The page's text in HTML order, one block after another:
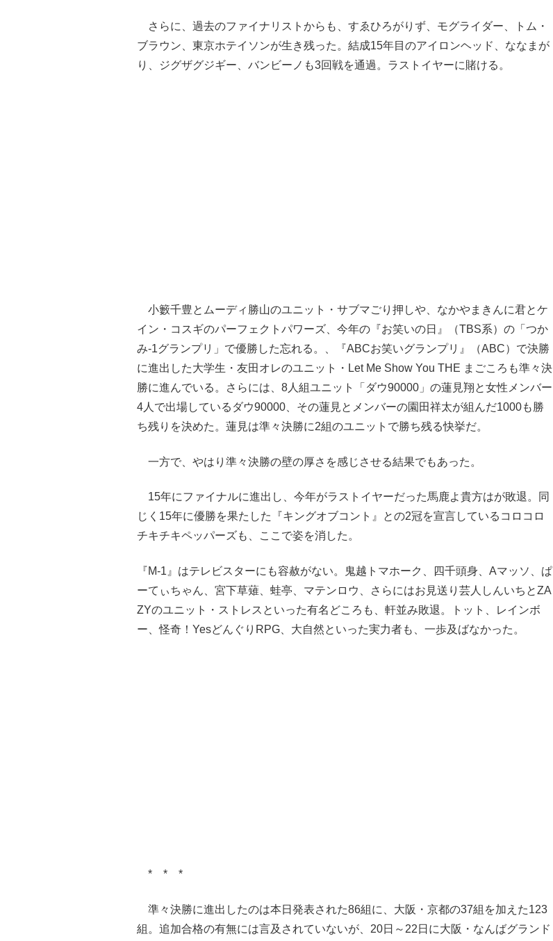
さらに、過去のファイナリストからも、すゑひろがりず、モグライダー、トム・
ブラウン、東京ホテイソンが生き残った。結成15年目のアイロンヘッド、ななまが
り、ジグザグジギー、バンビーノも3回戦を通過。ラストイヤーに賭ける。
小籔千豊とムーディ勝山のユニット・サブマごり押しや、なかやまきんに君とケ
イン・コスギのパーフェクトパワーズ、今年の『お笑いの日』（TBS系）の「つか
み-1グランプリ」で優勝した忘れる。、『ABCお笑いグランプリ』（ABC）で決勝
に進出した大学生・友田オレのユニット・Let Me Show You THE まごころも準々決
勝に進んでいる。さらには、8人組ユニット「ダウ90000」の蓮見翔と女性メンバー
4人で出場しているダウ90000、その蓮見とメンバーの園田祥太が組んだ1000も勝
ち残りを決めた。蓮見は準々決勝に2組のユニットで勝ち残る快挙だ。
一方で、やはり準々決勝の壁の厚さを感じさせる結果でもあった。
15年にファイナルに進出し、今年がラストイヤーだった馬鹿よ貴方はが敗退。同
じく15年に優勝を果たした『キングオブコント』との2冠を宣言しているコロコロ
チキチキペッパーズも、ここで姿を消した。
『M-1』はテレビスターにも容赦がない。鬼越トマホーク、四千頭身、Aマッソ、ぱ
ーてぃちゃん、宮下草薙、蛙亭、マテンロウ、さらにはお見送り芸人しんいちとZA
ZYのユニット・ストレスといった有名どころも、軒並み敗退。トット、レインボ
ー、怪奇！YesどんぐりRPG、大自然といった実力者も、一歩及ばなかった。
* * *
準々決勝に進出したのは本日発表された86組に、大阪・京都の37組を加えた123
組。追加合格の有無には言及されていないが、20日～22日に大阪・なんばグランド